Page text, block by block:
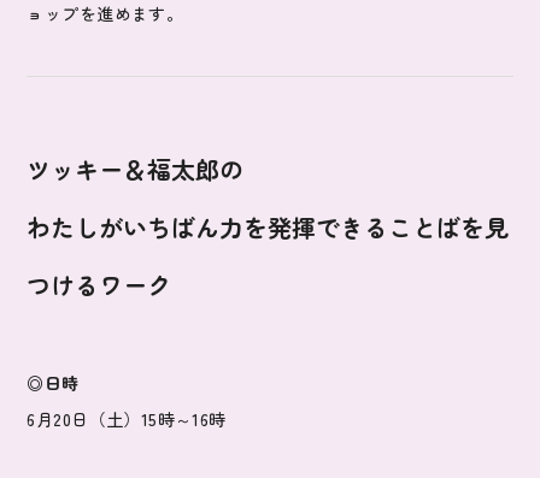
ョップを進めます。
ツッキー＆福太郎の
わたしがいちばん力を発揮できることばを見
つけるワーク
◎日時
6月20日（土）15時～16時